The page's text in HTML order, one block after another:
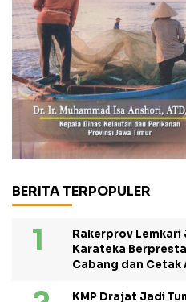
BERITA TERPOPULER
Rakerprov
Karateka
Cabang dan
KMP Drajat Jadi